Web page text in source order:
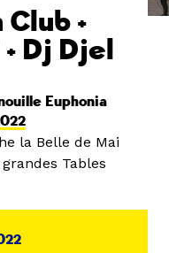
+
+ Dj Djel
Euphonia
la Belle de Mai
Tables